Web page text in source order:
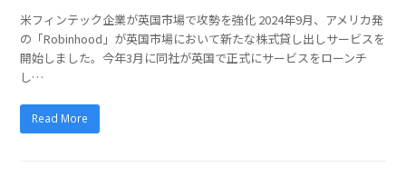
米フィンテック企業が英国市場で攻勢を強化 2024年9月、アメリカ発
の「Robinhood」が英国市場において新たな株式貸し出しサービスを
開始しました。今年3月に同社が英国で正式にサービスをローンチ
し…
Read More